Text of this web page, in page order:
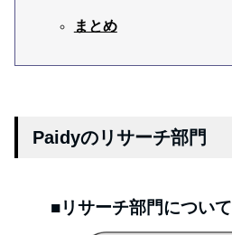
まとめ
Paidyのリサーチ部門
■リサーチ部門について